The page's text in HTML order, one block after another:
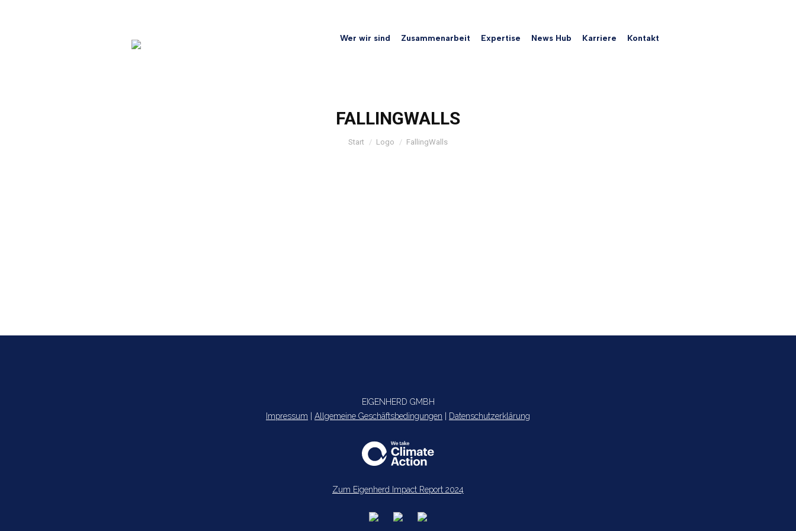
Wer wir sind Zusammenarbeit Expertise News Hub Karriere Kontakt
FALLINGWALLS
Sie befinden sich hier:
Start Logo FallingWalls
EIGENHERD GMBH
Impressum
Allgemeine Geschäftsbedingungen Datenschutzerklärung
Zum Eigenherd Impact Report 2024